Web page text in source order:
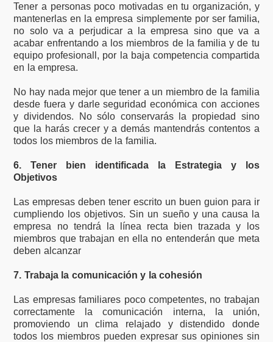
Tener a personas poco motivadas en tu organización, y
mantenerlas en la empresa simplemente por ser familia,
no solo va a perjudicar a la empresa sino que va a
acabar enfrentando a los miembros de la familia y de tu
equipo profesionall, por la baja competencia compartida
en la empresa.
No hay nada mejor que tener a un miembro de la familia
desde fuera y darle seguridad económica con acciones
y dividendos. No sólo conservarás la propiedad sino
que la harás crecer y a demás mantendrás contentos a
todos los miembros de la familia.
6. Tener bien identificada la Estrategia y los
Objetivos
Las empresas deben tener escrito un buen guion para ir
cumpliendo los objetivos. Sin un sueño y una causa la
empresa no tendrá la línea recta bien trazada y los
miembros que trabajan en ella no entenderán que meta
deben alcanzar
7. Trabaja la comunicación y la cohesión
Las empresas familiares poco competentes, no trabajan
correctamente la comunicación interna, la unión,
promoviendo un clima relajado y distendido donde
todos los miembros pueden expresar sus opiniones sin